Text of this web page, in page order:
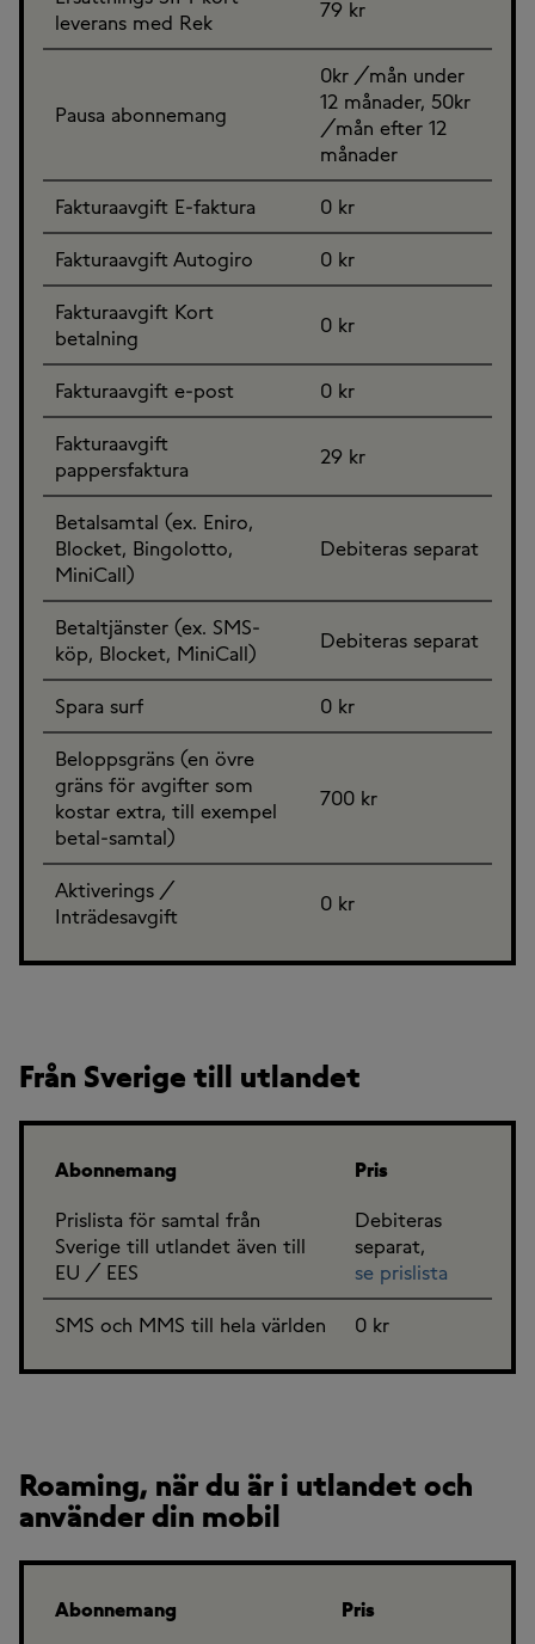
leverans med Rek
79 kr
Pausa abonnemang
0kr /mån under
12 månader, 50kr
/mån efter 12
månader
Fakturaavgift E-faktura
0 kr
Fakturaavgift Autogiro
0 kr
Fakturaavgift Kort
betalning
0 kr
Fakturaavgift e-post
0 kr
Fakturaavgift
pappersfaktura
29 kr
Betalsamtal (ex. Eniro,
Blocket, Bingolotto,
MiniCall)
Debiteras separat
Betaltjänster (ex. SMS-
köp, Blocket, MiniCall)
Debiteras separat
Spara surf
0 kr
Beloppsgräns (en övre
gräns för avgifter som
kostar extra, till exempel
betal-samtal)
700 kr
Aktiverings /
Inträdesavgift
0 kr
Från Sverige till utlandet
Abonnemang
Pris
Prislista för samtal från
Sverige till utlandet även till
EU / EES
Debiteras
separat,
se prislista
SMS och MMS till hela världen
0 kr
Roaming, när du är i utlandet och
använder din mobil
Abonnemang
Pris